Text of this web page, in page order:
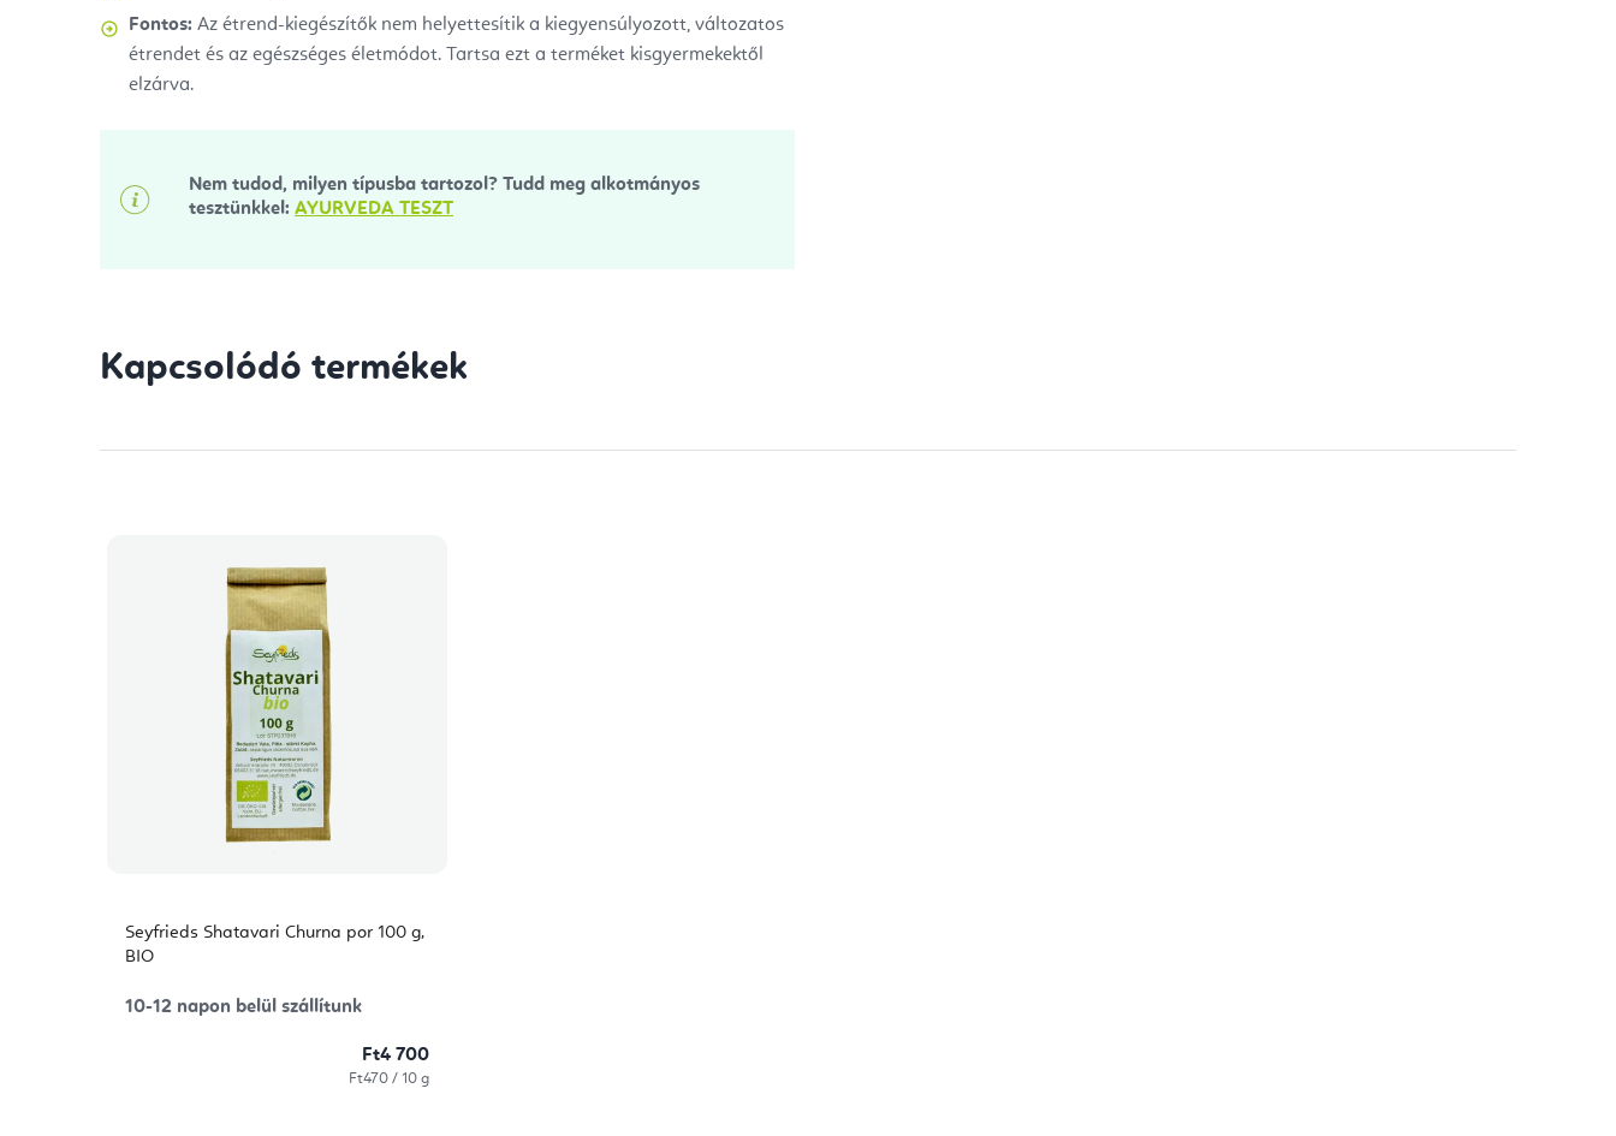
Fontos: Az étrend-kiegészítők nem helyettesítik a kiegyensúlyozott, változatos
étrendet és az egészséges életmódot. Tartsa ezt a terméket kisgyermekektől
elzárva.
Nem tudod, milyen típusba tartozol? Tudd meg alkotmányos
tesztünkkel: AYURVEDA TESZT
Kapcsolódó termékek
Seyfrieds Shatavari Churna por 100 g,
BIO
10-12 napon belül szállítunk
Ft4 700
Egységár:
Ft470 / 10 g